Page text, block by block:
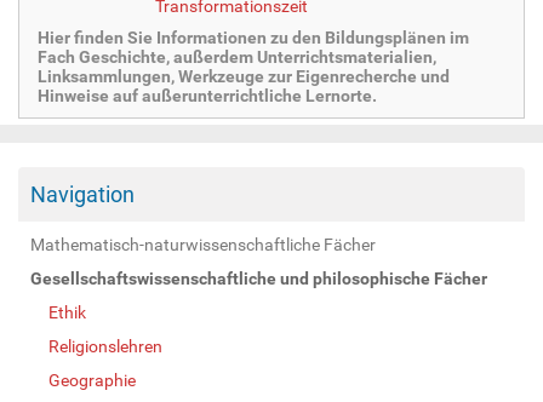
Transformationszeit
Hier finden Sie Informationen zu den Bildungsplänen im
Fach Geschichte, außerdem Unterrichtsmaterialien,
Linksammlungen, Werkzeuge zur Eigenrecherche und
Hinweise auf außerunterrichtliche Lernorte.
Navigation
Mathematisch-naturwissenschaftliche Fächer
Gesellschaftswissenschaftliche und philosophische Fächer
Ethik
Religionslehren
Geographie